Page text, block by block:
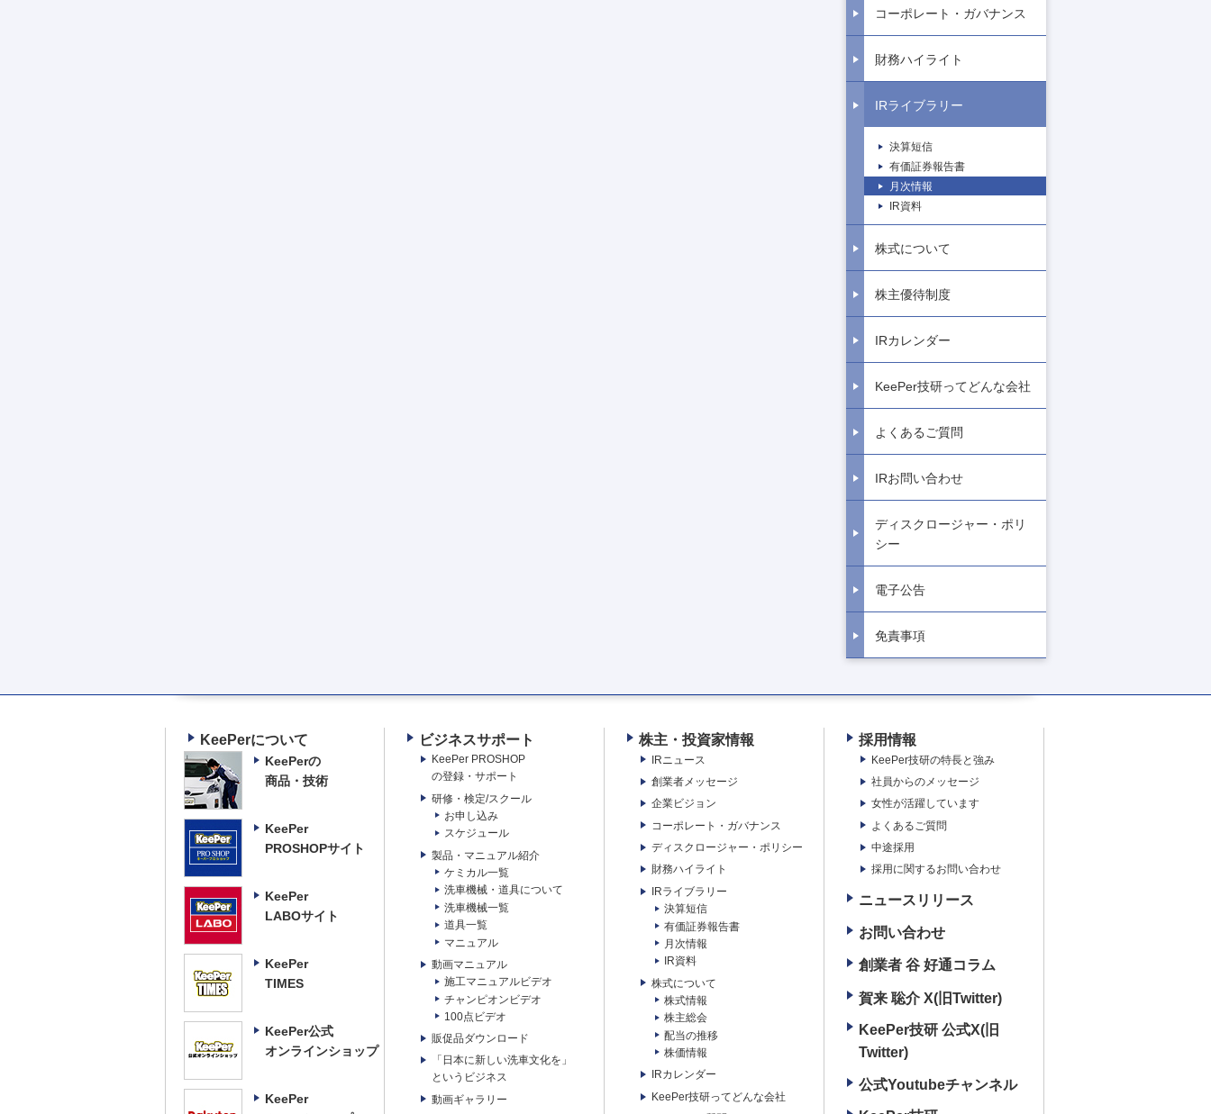
コーポレート・ガバナンス
財務ハイライト
IRライブラリー
決算短信
有価証券報告書
月次情報
IR資料
株式について
株主優待制度
IRカレンダー
KeePer技研ってどんな会社
よくあるご質問
IRお問い合わせ
ディスクロージャー・ポリ
シー
電子公告
免責事項
KeePerについて
KeePerの
商品・技術
KeePer
PROSHOPサイト
KeePer
LABOサイト
KeePer
TIMES
KeePer公式
オンラインショップ
KeePer
ビジネスサポート
KeePer PROSHOP
の登録・サポート
研修・検定/スクール
お申し込み
スケジュール
製品・マニュアル紹介
ケミカル一覧
洗車機械・道具について
洗車機械一覧
道具一覧
マニュアル
動画マニュアル
施工マニュアルビデオ
チャンピオンビデオ
100点ビデオ
販促品ダウンロード
「日本に新しい洗車文化を」
というビジネス
動画ギャラリー
株主・投資家情報
IRニュース
創業者メッセージ
企業ビジョン
コーポレート・ガバナンス
ディスクロージャー・ポリシー
財務ハイライト
IRライブラリー
決算短信
有価証券報告書
月次情報
IR資料
株式について
株式情報
株主総会
配当の推移
株価情報
IRカレンダー
KeePer技研ってどんな会社
採用情報
KeePer技研の特長と強み
社員からのメッセージ
女性が活躍しています
よくあるご質問
中途採用
採用に関するお問い合わせ
ニュースリリース
お問い合わせ
創業者 谷 好通コラム
賀来 聡介 X(旧Twitter)
KeePer技研 公式X(旧
Twitter)
公式Youtubeチャンネル